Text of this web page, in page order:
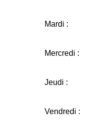
Mardi :
Mercredi :
Jeudi :
Vendredi :